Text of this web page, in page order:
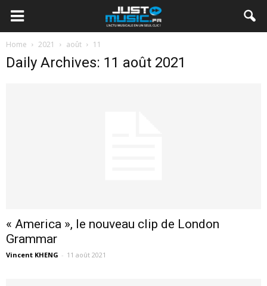
Home 2021 août 11
Daily Archives: 11 août 2021
« America », le nouveau clip de London
Grammar
Vincent KHENG - 11 août 2021